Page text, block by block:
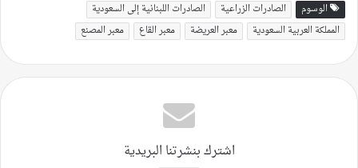
الوسوم الصادرات الزراعية
الصادرات اللبنانية إلى السعودية
المملكة العربية السعودية
معبر العريضة معبر القاع معبر المصنع
اشترك بنشرتنا البريدية